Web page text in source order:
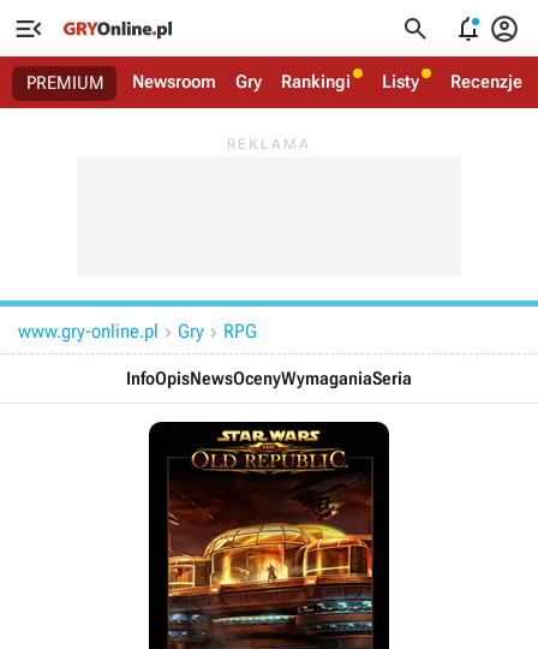
   
PREMIUM Newsroom Gry Rankingi Listy Recenzje
www.gry-online.pl  Gry  RPG
InfoOpisNewsOcenyWymaganiaSeria